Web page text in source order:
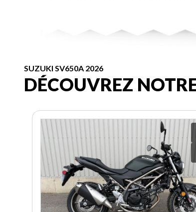
SUZUKI SV650A 2026
DÉCOUVREZ